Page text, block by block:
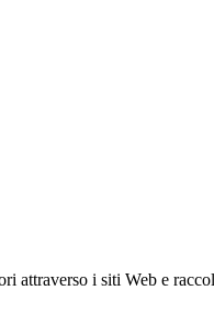
attraverso i siti Web e